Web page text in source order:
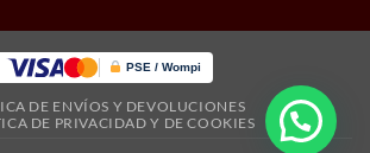
PSE / Wompi
DE ENVÍOS Y DEVOLUCIONES
DE PRIVACIDAD Y DE COOKIES